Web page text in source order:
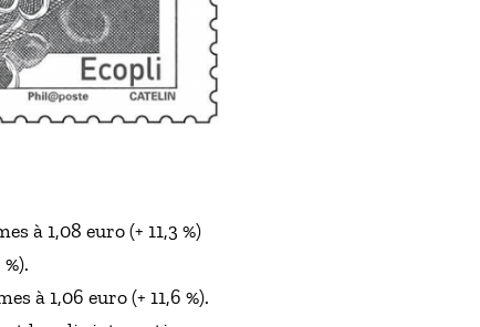
à 1,08 euro (+ 11,3 %)
à 1,06 euro (+ 11,6 %).